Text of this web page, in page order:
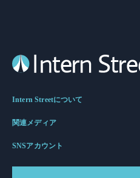
Intern Streetについて
関連メディア
SNSアカウント